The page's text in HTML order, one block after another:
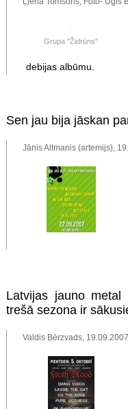
Grupa "Židrūns"
debijas albūmu.
Sen jau bija jāskan
Jānis Altmanis (artemijs),
Latvijas jauno metal
trešā sezona ir
Valdis Bērzvads,